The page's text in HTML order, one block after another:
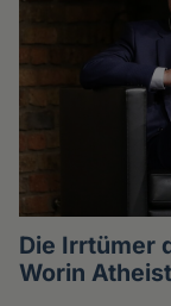
Die Irrtümer
Worin